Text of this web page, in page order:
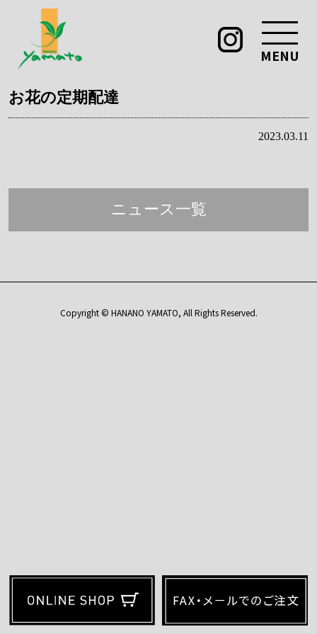
MENU
お花の定期配達
2023.03.11
ニュース一覧
Copyright © HANANO YAMATO, All Rights Reserved.